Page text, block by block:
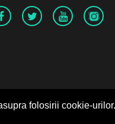
folosirii cookie-urilor.